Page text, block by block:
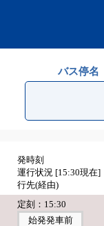
バス停名
発時刻
運行状況 [15:30現在]
行先(経由)
定刻：15:30
始発発車前